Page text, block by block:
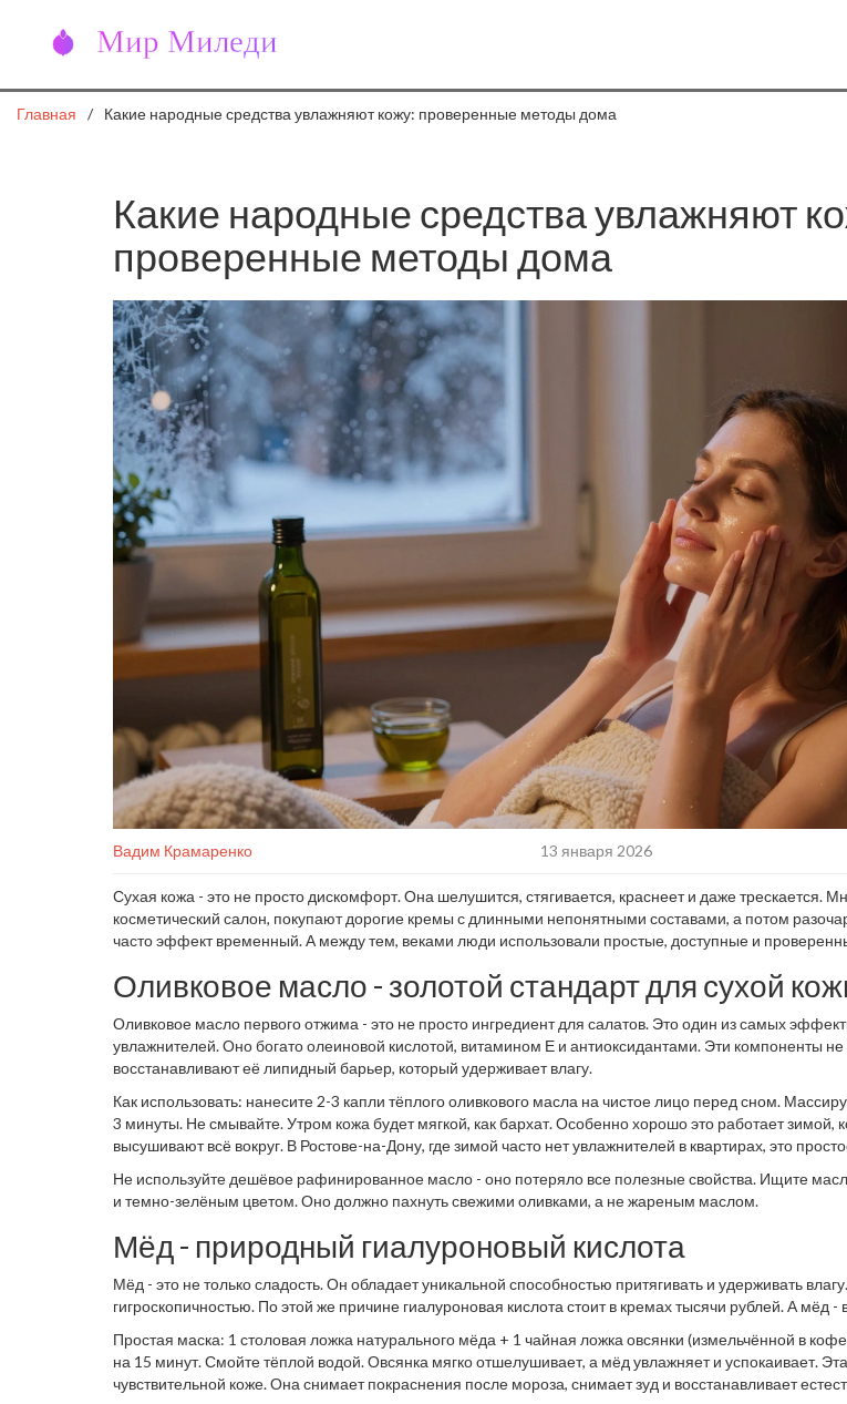
Главная Какие народные средства увлажняют кожу: проверенные методы дома
Какие народные средства увлажняют
проверенные методы дома
Вадим Крамаренко 13 января 2026
Сухая кожа - это не просто дискомфорт. Она шелушится, стягивается, краснеет и даже трескается.
косметический салон, покупают дорогие кремы с длинными непонятными составами, а потом
часто эффект временный. А между тем, веками люди использовали простые, доступные и
Оливковое масло - золотой стандарт для сухой
Оливковое масло первого отжима - это не просто ингредиент для салатов. Это один из самых
увлажнителей. Оно богато олеиновой кислотой, витамином Е и антиоксидантами. Эти компоненты
восстанавливают её липидный барьер, который удерживает влагу.
Как использовать: нанесите 2-3 капли тёплого оливкового масла на чистое лицо перед сном.
3 минуты. Не смывайте. Утром кожа будет мягкой, как бархат. Особенно хорошо это работает зимой,
высушивают всё вокруг. В Ростове-на-Дону, где зимой часто нет увлажнителей в квартирах, это
Не используйте дешёвое рафинированное масло - оно потеряло все полезные свойства. Ищите
и темно-зелёным цветом. Оно должно пахнуть свежими оливками, а не жареным маслом.
Мёд - природный гиалуроновый кислота
Мёд - это не только сладость. Он обладает уникальной способностью притягивать и удерживать
гигроскопичностью. По этой же причине гиалуроновая кислота стоит в кремах тысячи рублей. А мёд
Простая маска: 1 столовая ложка натурального мёда + 1 чайная ложка овсянки (измельчённой в
на 15 минут. Смойте тёплой водой. Овсянка мягко отшелушивает, а мёд увлажняет и успокаивает.
чувствительной коже. Она снимает покраснения после мороза, снимает зуд и восстанавливает